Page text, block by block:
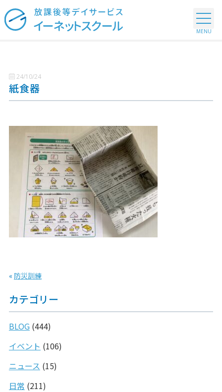
24/10/24
紙食器
« 防災訓練
カテゴリー
BLOG(444)
イベント (106)
ニュース (15)
日常 (211)